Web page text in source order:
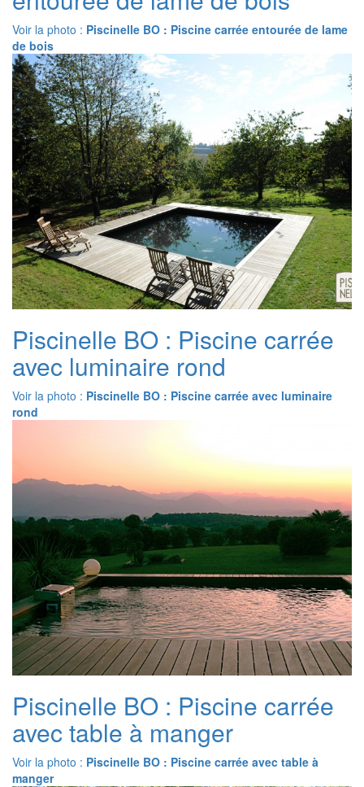
Voir la photo : Piscinelle BO : Piscine carrée entourée de lame
de bois
Piscinelle BO : Piscine carrée
avec luminaire rond
Voir la photo : Piscinelle BO : Piscine carrée avec luminaire
rond
Piscinelle BO : Piscine carrée
avec table à manger
Voir la photo : Piscinelle BO : Piscine carrée avec table à
manger